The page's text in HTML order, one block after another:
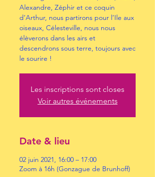
Alexandre, Zéphir et ce coquin
d’Arthur, nous partirons pour l’Ile aux
oiseaux, Célesteville, nous nous
élèverons dans les airs et
descendrons sous terre, toujours avec
le sourire !
Les inscriptions sont closes
Voir autres événements
Date & lieu
02 juin 2021, 16:00 – 17:00
Zoom à 16h (Gonzague de Brunhoff)